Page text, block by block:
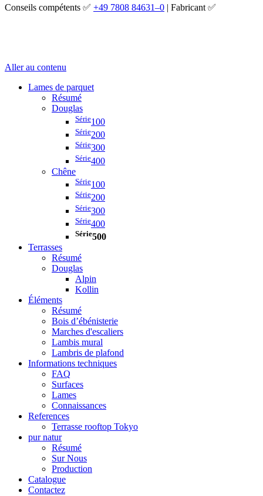
Conseils compétents ✅ +49 7808 84631–0 | Fabricant ✅
Aller au contenu
Lames de parquet
Résumé
Douglas
Série100
Série200
Série300
Série400
Chêne
Série100
Série200
Série300
Série400
Série500
Terrasses
Résumé
Douglas
Alpin
Kollin
Éléments
Résumé
Bois d’ébénisterie
Marches d'escaliers
Lambis mural
Lambris de plafond
Informations techniques
FAQ
Surfaces
Lames
Connaissances
References
Terrasse rooftop Tokyo
pur natur
Résumé
Sur Nous
Production
Catalogue
Contactez